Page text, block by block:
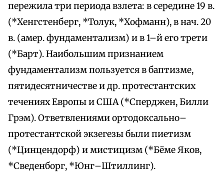
пережила три периода взлета: в середине 19 в.
(*Хенгстенберг, *Толук, *Хофманн), в нач. 20
в. (амер. фундаментализм) и в 1–й его трети
(*Барт). Наибольшим признанием
фундаментализм пользуется в баптизме,
пятидесятничестве и др. протестантских
течениях Европы и США (*Сперджен, Билли
Грэм). Ответвлениями ортодоксально–
протестантской экзегезы были пиетизм
(*Цинцендорф) и мистицизм (*Бёме Яков,
*Сведенборг, *Юнг–Штиллинг).